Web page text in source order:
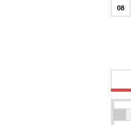
08